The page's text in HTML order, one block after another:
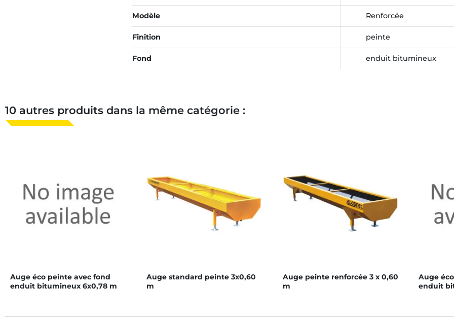
Modèle Renforcée
Finition peinte
Fond enduit bitumineux
10 autres produits dans la même catégorie :
Auge éco peinte avec fond
enduit bitumineux 6x0,78 m
Auge standard peinte 3x0,60
m
Auge peinte renforcée 3 x 0,60
m
Auge
enduit